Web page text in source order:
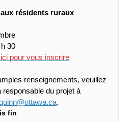
résidents ruraux
30
pour vous inscrire(Liens externes)
renseignements, veuillez
du projet à
(Liens externes)
.
fin